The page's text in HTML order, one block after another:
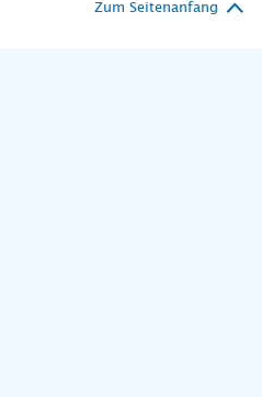
Zum Seitenanfang